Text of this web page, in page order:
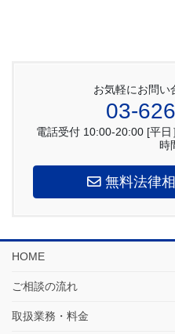
お気軽にお問い
03-
電話受付 10:00-20:00 [平
時
無料法律
HOME
ご相談の流れ
取扱業務・料金